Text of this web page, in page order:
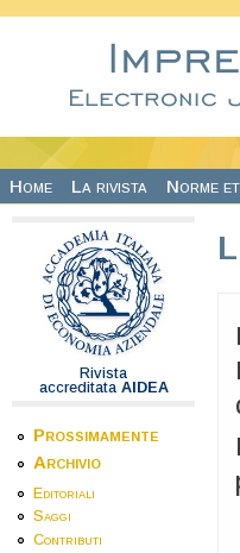
Home La rivista Norme
Rivista
accreditata AIDEA
Prossimamente
Archivio
Editoriali
Saggi
Contributi